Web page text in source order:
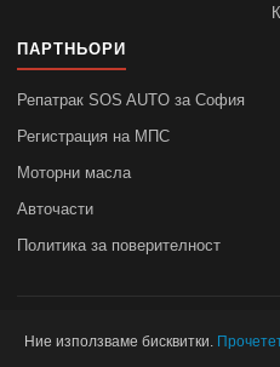
ПАРТНЬОРИ
Репатрак SOS AUTO за София
Регистрация на МПС
Моторни масла
Авточасти
Политика за поверителност
autodata.bg не носи отговорност за
Ние използваме бисквитки.